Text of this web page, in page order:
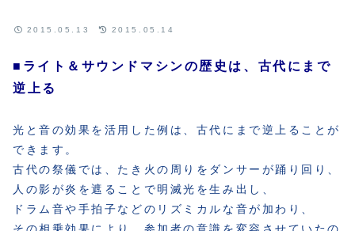
2015.05.13 2015.05.14
■ライト＆サウンドマシンの歴史は、古代にまで
逆上る
光と音の効果を活用した例は、古代にまで逆上ることが
できます。
古代の祭儀では、たき火の周りをダンサーが踊り回り、
人の影が炎を遮ることで明滅光を生み出し、
ドラム音や手拍子などのリズミカルな音が加わり、
その相乗効果により、参加者の意識を変容させていたの